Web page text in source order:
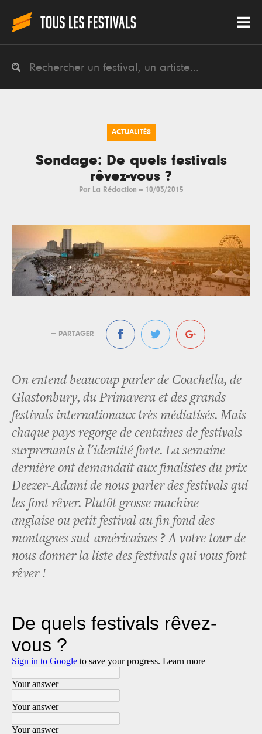
ACTUALITÉS
Sondage: De quels festivals
rêvez-vous ?
Par La Rédaction -- 10/03/2015
— PARTAGER
On entend beaucoup parler de Coachella, de
Glastonbury, du Primavera et des grands
festivals internationaux très médiatisés. Mais
chaque pays regorge de centaines de festivals
surprenants à l'identité forte. La semaine
dernière ont demandait aux finalistes du prix
Deezer-Adami de nous parler des festivals qui
les font rêver. Plutôt grosse machine
anglaise ou petit festival au fin fond des
montagnes sud-américaines ? A votre tour de
nous donner la liste des festivals qui vous font
rêver !